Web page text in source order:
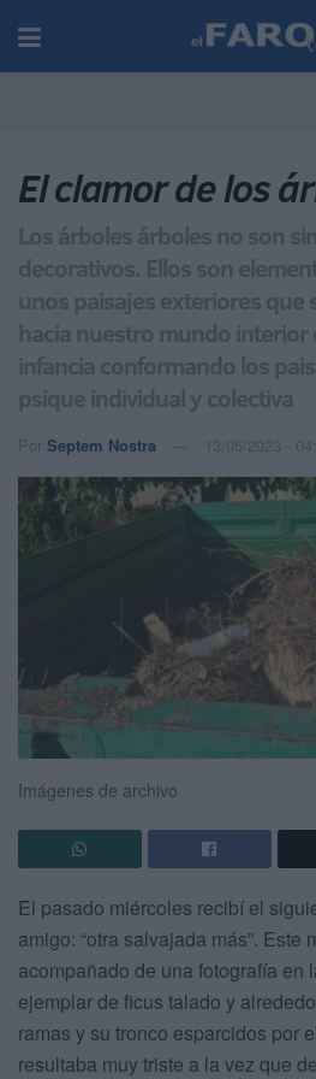
El clamor de los
Los árboles árboles no son
decorativos. Ellos son
unos paisajes exteriores que
hacia nuestro mundo interior
infancia conformando los
psique individual y colectiva
Por Septem Nostra 13/05/2023 -
Imágenes de archivo
El pasado miércoles recibí el
amigo: “otra salvajada más”. Este
acompañado de una fotografía en
ejemplar de ficus talado y
ramas y su tronco esparcidos por
resultaba muy triste a la vez que